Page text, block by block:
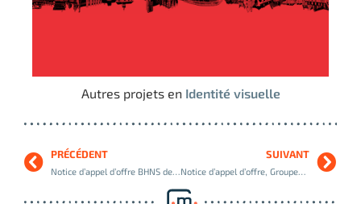
Autres projets en Identité visuelle
PRÉCÉDENT
Notice d’appel d’offre BHNS de Tours, Groupement de maîtrise d’œuvre
SUIVANT
Notice d’appel d’offre, Groupement MobiBrest pour le réseau de transport en commun de Brest Métropole